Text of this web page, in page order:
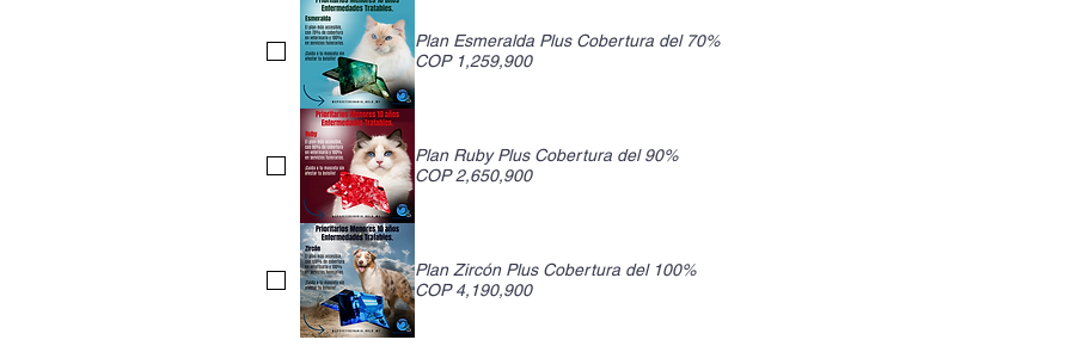
Plan Esmeralda Plus Cobertura del 70%
COP 1,259,900
Plan Ruby Plus Cobertura del 90%
COP 2,650,900
Plan Zircón Plus Cobertura del 100%
COP 4,190,900